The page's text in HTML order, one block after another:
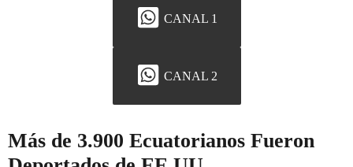
CANAL 1
CANAL 2
Más de 3.900 Ecuatorianos Fueron